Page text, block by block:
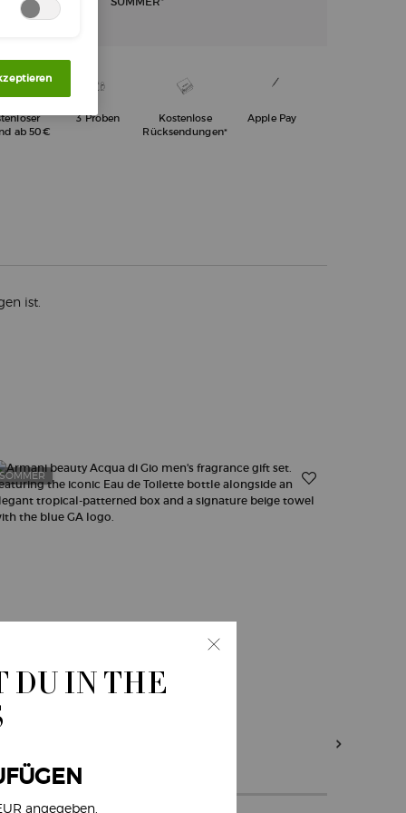
ab 50€
3 Proben
Kostenlose
Rücksendungen*
Apple Pay
ist.
SOMMER
DU IN THE
angegeben.